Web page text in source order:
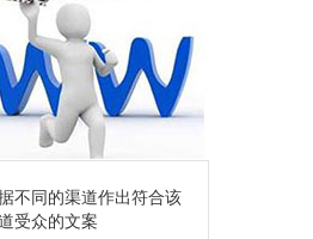
不同的渠道作出符合该
受众的文案